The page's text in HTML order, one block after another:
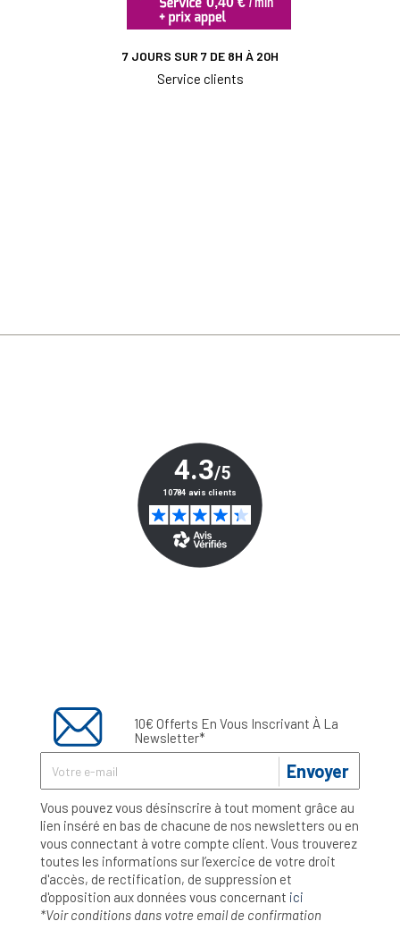
7 JOURS SUR 7 DE 8H À 20H
Service clients
10€ Offerts En Vous Inscrivant À La
Newsletter*
Envoyer
Vous pouvez vous désinscrire à tout moment grâce au
lien inséré en bas de chacune de nos newsletters ou en
vous connectant à votre compte client. Vous trouverez
toutes les informations sur l’exercice de votre droit
d'accès, de rectification, de suppression et
d'opposition aux données vous concernant ici
*Voir conditions dans votre email de confirmation